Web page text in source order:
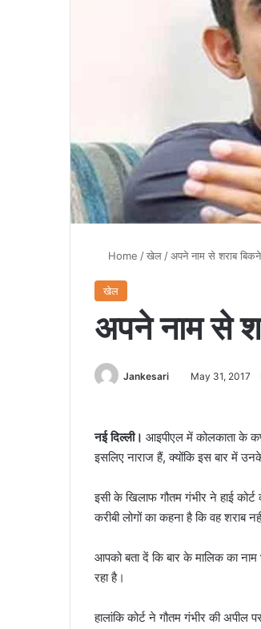
Home /खेल /अपने नाम से शराब
खेल
अपने नाम से
Jankesari May 31, 2017
नई दिल्ली। आइपीएल में कोलकाता के
इसलिए नाराज हैं, क्योंकि इस बार में
इसी के खिलाफ गौतम गंभीर ने हाई
करीबी लोगों का कहना है कि वह शराब
आपको बता दें कि बार के मालिक का
रहा है।
हालांकि कोर्ट ने गौतम गंभीर की अपील